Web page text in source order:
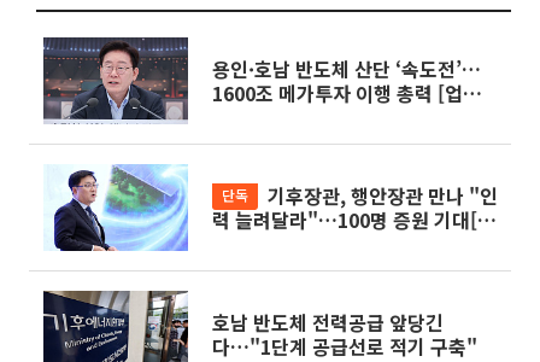
용인·호남 반도체 산단 ‘속도전’…
1600조 메가투자 이행 총력 [업무보
단독
력 늘려달라"…100명 증원 기대[기
호남 반도체 전력공급 앞당긴
다…"1단계 공급선로 적기 구축"